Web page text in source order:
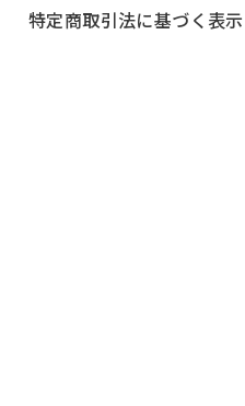
特定商取引法に基づく表示